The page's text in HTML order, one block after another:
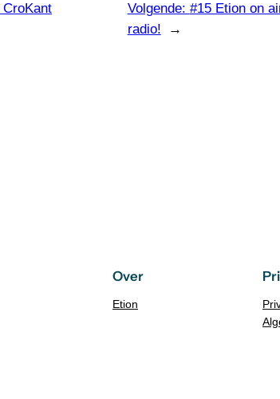
Volgende: #15 Etion on
radio!
→
Over
Etion